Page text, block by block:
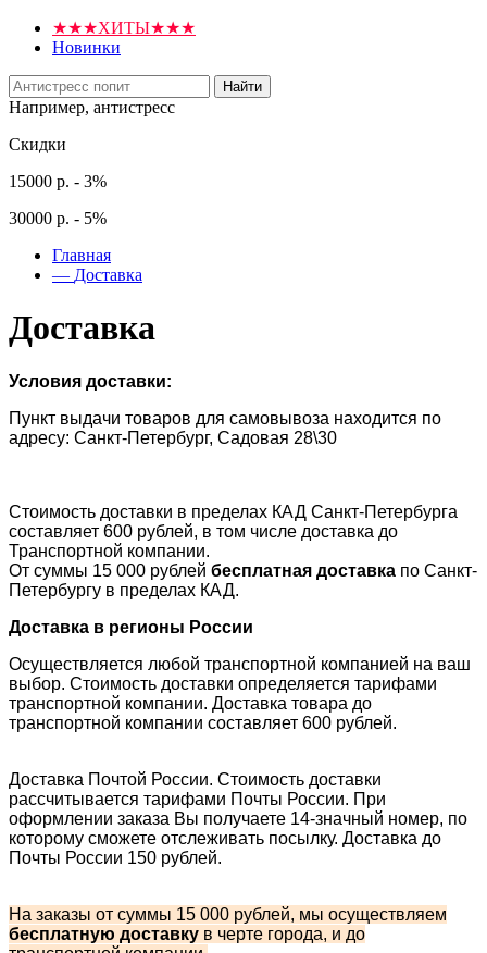
★★★ХИТЫ★★★
Новинки
Найти
Например, антистресс
Скидки
15000 р. - 3%
30000 р. - 5%
Главная
— Доставка
Доставка
Условия доставки:
Пункт выдачи товаров для самовывоза находится по
адресу: Санкт-Петербург, Садовая 28\30
Стоимость доставки в пределах КАД Санкт-Петербурга
составляет 600 рублей, в том числе доставка до
Транспортной компании.
От суммы 15 000 рублей бесплатная доставка по Санкт-
Петербургу в пределах КАД.
Доставка в регионы России
Осуществляется любой транспортной компанией на ваш
выбор. Стоимость доставки определяется тарифами
транспортной компании. Доставка товара до
транспортной компании составляет 600 рублей.
Доставка Почтой России. Стоимость доставки
рассчитывается тарифами Почты России. При
оформлении заказа Вы получаете 14-значный номер, по
которому сможете отслеживать посылку. Доставка до
Почты России 150 рублей.
На заказы от суммы 15 000 рублей, мы осуществляем
бесплатную доставку в черте города, и до